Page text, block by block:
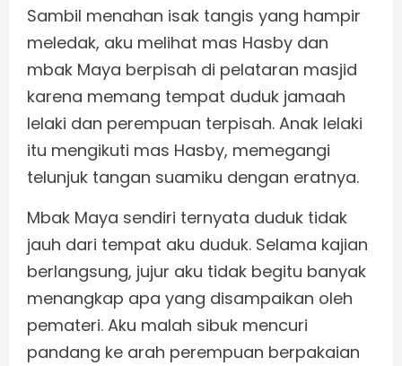
Sambil menahan isak tangis yang hampir
meledak, aku melihat mas Hasby dan
mbak Maya berpisah di pelataran masjid
karena memang tempat duduk jamaah
lelaki dan perempuan terpisah. Anak lelaki
itu mengikuti mas Hasby, memegangi
telunjuk tangan suamiku dengan eratnya.
Mbak Maya sendiri ternyata duduk tidak
jauh dari tempat aku duduk. Selama kajian
berlangsung, jujur aku tidak begitu banyak
menangkap apa yang disampaikan oleh
pemateri. Aku malah sibuk mencuri
pandang ke arah perempuan berpakaian